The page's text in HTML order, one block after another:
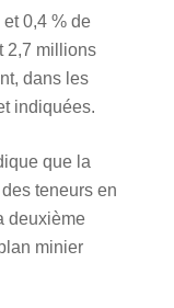
et 0,4 % de
2,7 millions
dans les
indiquées.
que la
teneurs en
deuxième
minier